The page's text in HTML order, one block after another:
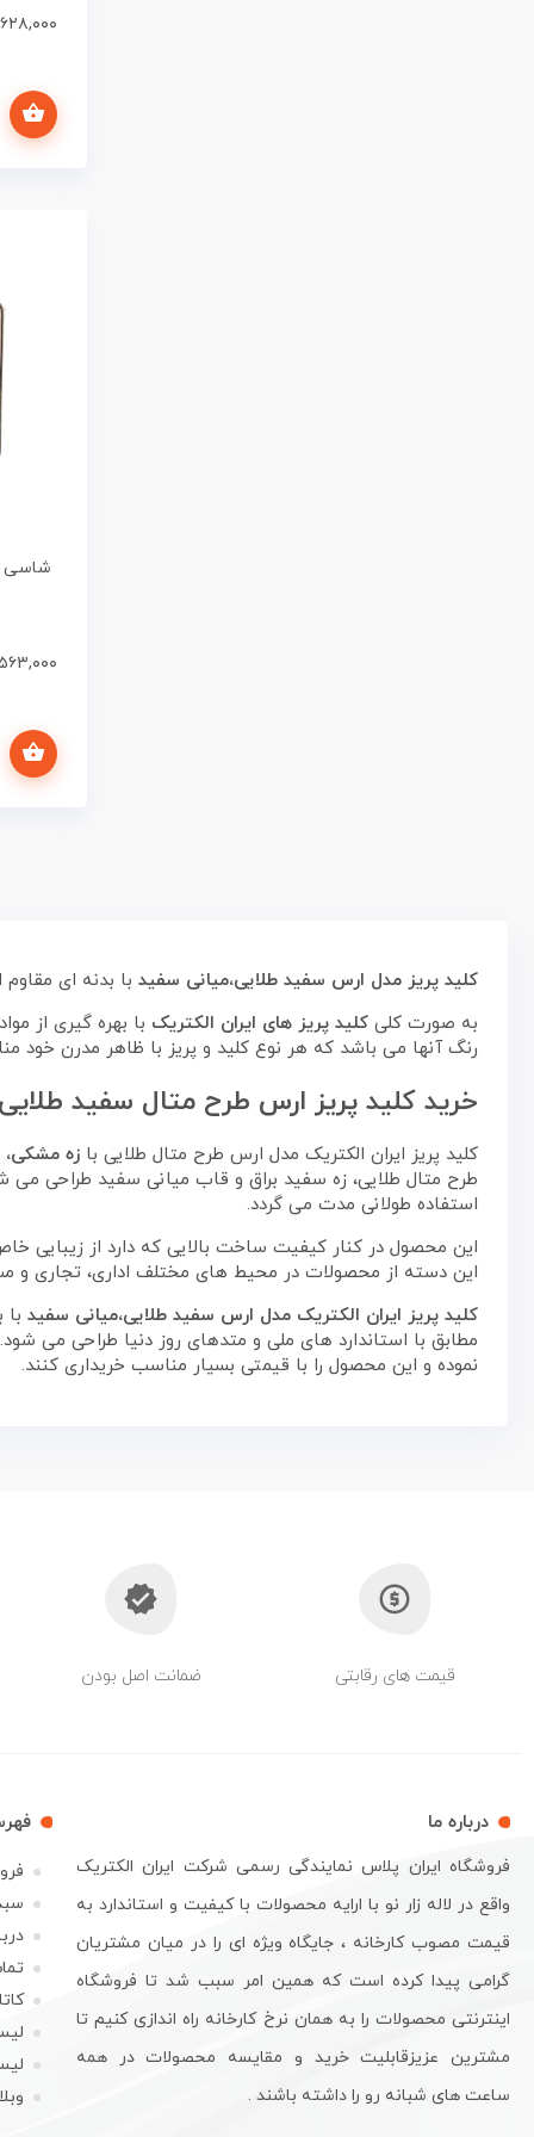
۶۲۸,۰۰۰
شاسی
کلید پریز مدل ارس سفید طلایی،میانی سفید با بدنه ای
به صورت کلی کلید پریز های ایران الکتریک با بهره گیری از
رنگ آنها می باشد که هر نوع کلید و پریز با ظاهر مدرن
خرید کلید پریز ارس طرح متال سفید
کلید پریز ایران الکتریک مدل ارس طرح متال طلایی با زه مشکی،
طرح متال طلایی، زه سفید براق و قاب میانی سفید طراحی می
استفاده طولانی مدت می گردد.
این محصول در کنار کیفیت ساخت بالایی که دارد از زیبایی
این دسته از محصولات در محیط های مختلف اداری، تجاری و
کلید پریز ایران الکتریک مدل ارس سفید طلایی،میانی سفید
مطابق با استاندارد های ملی و متدهای روز دنیا طراحی می
نموده و این محصول را با قیمتی بسیار مناسب خریداری کنند.
قیمت های رقابتی ضمانت اصل بودن
درباره ما
فروشگاه ایران پلاس نمایندگی رسمی شرکت ایران الکتریک
واقع در لاله زار نو با ارایه محصولات با کیفیت و استاندارد به
قیمت مصوب کارخانه ، جایگاه ویژه ای را در میان مشتریان
گرامی پیدا کرده است که همین امر سبب شد تا فروشگاه
اینترنتی محصولات را به همان نرخ کارخانه راه اندازی کنیم تا
مشترین عزیزقابلیت خرید و مقایسه محصولات در همه
ساعت های شبانه رو را داشته باشند .